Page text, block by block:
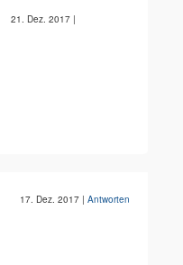
21. Dez. 2017 |
17. Dez. 2017 | Antworten